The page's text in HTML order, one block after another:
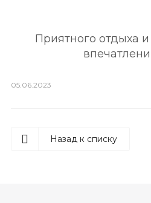
Приятного отдыха
05.06.2023
Назад к списку